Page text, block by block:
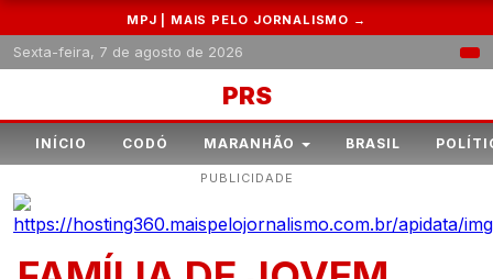
MPJ | MAIS PELO JORNALISMO →
Sexta-feira, 7 de agosto de 2026
PRS
INÍCIO CODÓ MARANHÃO BRASIL
PUBLICIDADE